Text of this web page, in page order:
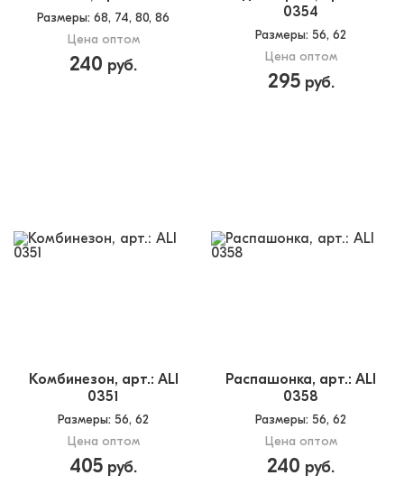
Размеры: 68, 74, 80, 86
Цена оптом
240 руб.
0354
Размеры: 56, 62
Цена оптом
295руб.
Комбинезон, арт.: ALI
0351
Размеры: 56, 62
Цена оптом
405 руб.
Распашонка, арт.: ALI
0358
Размеры: 56, 62
Цена оптом
240 руб.